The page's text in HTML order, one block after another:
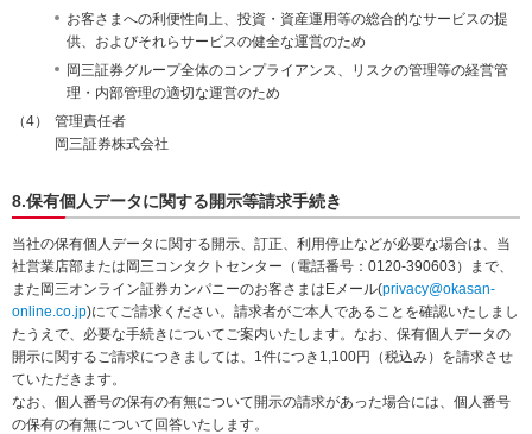
お客さまへの利便性向上、投資・資産運用等の総合的なサービスの提
供、およびそれらサービスの健全な運営のため
岡三証券グループ全体のコンプライアンス、リスクの管理等の経営管
理・内部管理の適切な運営のため
管理責任者
岡三証券株式会社
8.保有個人データに関する開示等請求手続き
当社の保有個人データに関する開示、訂正、利用停止などが必要な場合は、当
社営業店部または岡三コンタクトセンター（電話番号：0120-390603）まで、
また岡三オンライン証券カンパニーのお客さまはEメール(privacy@okasan-
online.co.jp)にてご請求ください。請求者がご本人であることを確認いたしまし
たうえで、必要な手続きについてご案内いたします。なお、保有個人データの
開示に関するご請求につきましては、1件につき1,100円（税込み）を請求させ
ていただきます。
なお、個人番号の保有の有無について開示の請求があった場合には、個人番号
の保有の有無について回答いたします。